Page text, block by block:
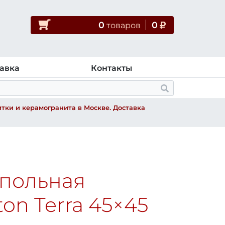
0 товаров 0
Контакты
и керамогранита в Москве. Доставка
Terra 45×45